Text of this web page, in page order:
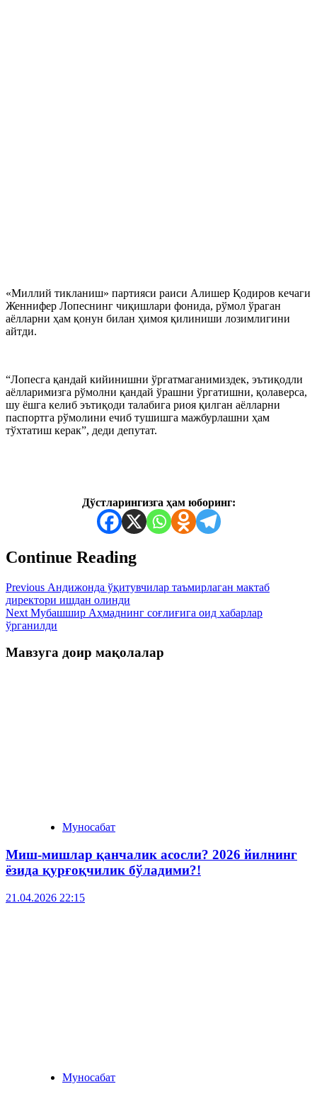
«Миллий тикланиш» партияси раиси Алишер Қодиров кечаги
Женнифер Лопеснинг чиқишлари фонида, рўмол ўраган
аёлларни ҳам қонун билан ҳимоя қилиниши лозимлигини
айтди.
“Лопесга қандай кийинишни ўргатмаганимиздек, эътиқодли
аёлларимизга рўмолни қандай ўрашни ўргатишни, қолаверса,
шу ёшга келиб эътиқоди талабига риоя қилган аёлларни
паспортга рўмолини ечиб тушишга мажбурлашни ҳам
тўхтатиш керак”, деди депутат.
Дўстларингизга ҳам юборинг:
Continue Reading
Previous Андижонда ўқитувчилар таъмирлаган мактаб
директори ишдан олинди
Next Мубашшир Аҳмаднинг соғлиғига оид хабарлар
ўрганилди
Мавзуга доир мақолалар
Муносабат
Миш-мишлар қанчалик асосли? 2026 йилнинг
ёзида қурғоқчилик бўладими?!
21.04.2026 22:15
Муносабат